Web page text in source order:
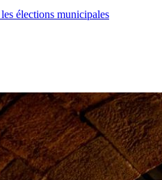
élections municipales